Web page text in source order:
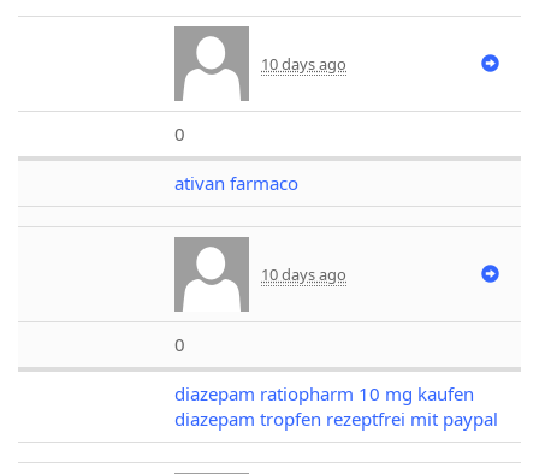
10 days ago
0
ativan farmaco
10 days ago
0
diazepam ratiopharm 10 mg kaufen
diazepam tropfen rezeptfrei mit paypal